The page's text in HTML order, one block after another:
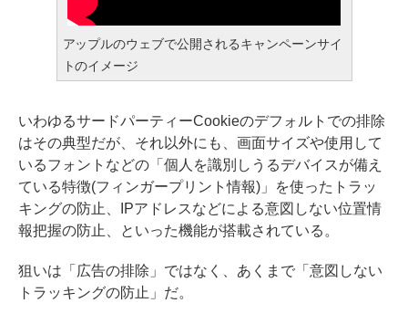
アップルのウェブで公開されるキャンペーンサイ
トのイメージ
いわゆるサードパーティーCookieのデフォルトでの排除
はその典型だが、それ以外にも、画面サイズや使用して
いるフォントなどの「個人を識別しうるデバイスが備え
ている特徴(フィンガープリント情報)」を使ったトラッ
キングの防止、IPアドレスなどによる意図しない位置情
報把握の防止、といった機能が搭載されている。
狙いは「広告の排除」ではなく、あくまで「意図しない
トラッキングの防止」だ。